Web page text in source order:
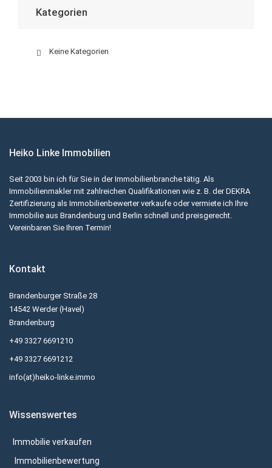
Kategorien
Keine Kategorien
Heiko Linke Immobilien
Seit 2003 bin ich für Sie in der Immobilienbranche tätig. Als
Immobilienmakler mit zahlreichen Qualifikationen wie z. B. der DEKRA
Zertifizierung als Immobilienbewerter verkaufe oder vermiete ich Ihre
Immobilie aus Brandenburg und Berlin schnell und preisgerecht.
Vereinbaren Sie Ihren Termin!
Kontakt
Brandenburger Straße 28
14542 Werder (Havel)
Brandenburg
+49 3327 6691210
+49 3327 6691212
info(at)heiko-linke.immo
Wissenswertes
Immobilie verkaufen
Immobilienbewertung